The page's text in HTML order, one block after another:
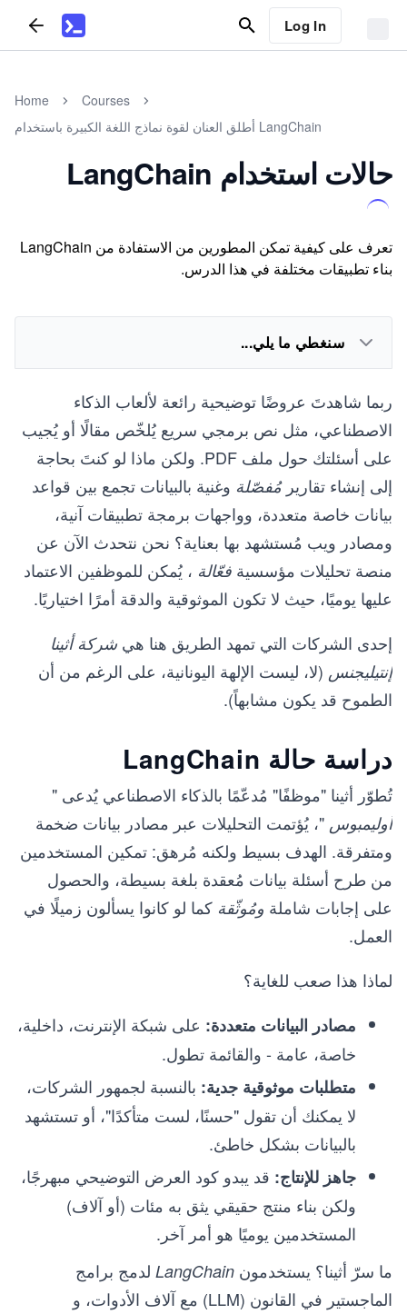
Log In
Home
Courses
أطلق العنان لقوة نماذج اللغة الكبيرة باستخدام LangChain
حالات استخدام LangChain
تعرف على كيفية تمكن المطورين من الاستفادة من LangChain
بناء تطبيقات مختلفة في هذا الدرس.
سنغطي ما يلي...
ربما شاهدتَ عروضًا توضيحية رائعة لألعاب الذكاء
الاصطناعي، مثل نص برمجي سريع يُلخّص مقالًا أو يُجيب
على أسئلتك حول ملف PDF. ولكن ماذا لو كنتَ بحاجة
إلى إنشاء تقاريرمُفصّلة وغنية بالبيانات تجمع بين قواعد
بيانات خاصة متعددة، وواجهات برمجة تطبيقات آنية،
ومصادر ويب مُستشهد بها بعناية؟ نحن نتحدث الآن عن
منصة تحليلات مؤسسية فعّالة ، يُمكن للموظفين الاعتماد
عليها يوميًا، حيث لا تكون الموثوقية والدقة أمرًا اختياريًا.
إحدى الشركات التي تمهد الطريق هنا هي شركة أثينا
إنتيليجنس (لا، ليست الإلهة اليونانية، على الرغم من أن
الطموح قد يكون مشابهاً).
دراسة حالة LangChain
تُطوّر أثينا "موظفًا" مُدعّمًا بالذكاء الاصطناعي يُدعى "
أوليمبوس "، يُؤتمت التحليلات عبر مصادر بيانات ضخمة
ومتفرقة. الهدف بسيط ولكنه مُرهق: تمكين المستخدمين
من طرح أسئلة بيانات مُعقدة بلغة بسيطة، والحصول
على إجابات شاملة ومُوثّقة كما لو كانوا يسألون زميلًا في
العمل.
لماذا هذا صعب للغاية؟
مصادر البيانات متعددة: على شبكة الإنترنت، داخلية،
خاصة، عامة - والقائمة تطول.
متطلبات موثوقية جدية: بالنسبة لجمهور الشركات،
لا يمكنك أن تقول "حسنًا، لست متأكدًا"، أو تستشهد
بالبيانات بشكل خاطئ.
جاهز للإنتاج: قد يبدو كود العرض التوضيحي مبهرجًا،
ولكن بناء منتج حقيقي يثق به مئات (أو آلاف)
المستخدمين يوميًا هو أمر آخر.
ما سرّ أثينا؟ يستخدمون LangChain لدمج برامج
الماجستير في القانون (LLM) مع آلاف الأدوات، و